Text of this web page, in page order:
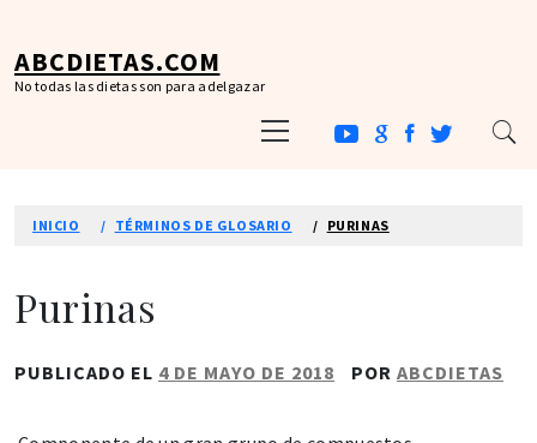
contenido
ABCDIETAS.COM
No todas las dietas son para adelgazar
principal
INICIO TÉRMINOS DE GLOSARIO PURINAS
Purinas
PUBLICADO EL 4 DE MAYO DE 2018 POR ABCDIETAS